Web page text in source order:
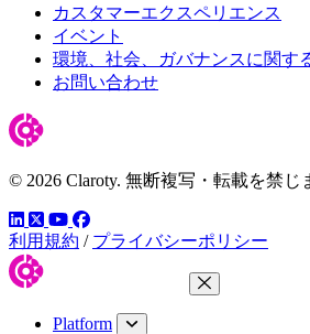
カスタマーエクスペリエンス
イベント
環境、社会、ガバナンスに関す
お問い合わせ
© 2026 Claroty. 無断複写・転載を禁じ
LinkedIn
ツイッター
YouTube
Facebook
利用規約 / プライバシーポリシー
Close Menu
Platform